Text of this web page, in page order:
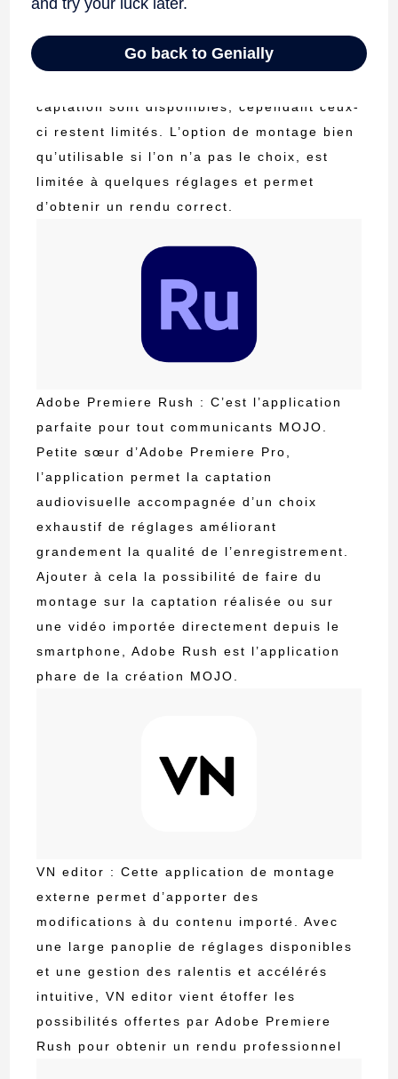
Application native : Facile à prendre en
smartphone offre la possibilité d’enregistrer
captation sont disponibles, cependant ceux-
ci restent limités. L’option de montage bien
qu’utilisable si l’on n’a pas le choix, est
limitée à quelques réglages et permet
d’obtenir un rendu correct.
Adobe Premiere Rush : C’est l’application
parfaite pour tout communicants MOJO.
Petite sœur d’Adobe Premiere Pro,
l’application permet la captation
audiovisuelle accompagnée d’un choix
exhaustif de réglages améliorant
grandement la qualité de l’enregistrement.
Ajouter à cela la possibilité de faire du
montage sur la captation réalisée ou sur
une vidéo importée directement depuis le
smartphone, Adobe Rush est l’application
phare de la création MOJO.
VN editor : Cette application de montage
externe permet d’apporter des
modifications à du contenu importé. Avec
une large panoplie de réglages disponibles
et une gestion des ralentis et accélérés
intuitive, VN editor vient étoffer les
possibilités offertes par Adobe Premiere
Rush pour obtenir un rendu professionnel